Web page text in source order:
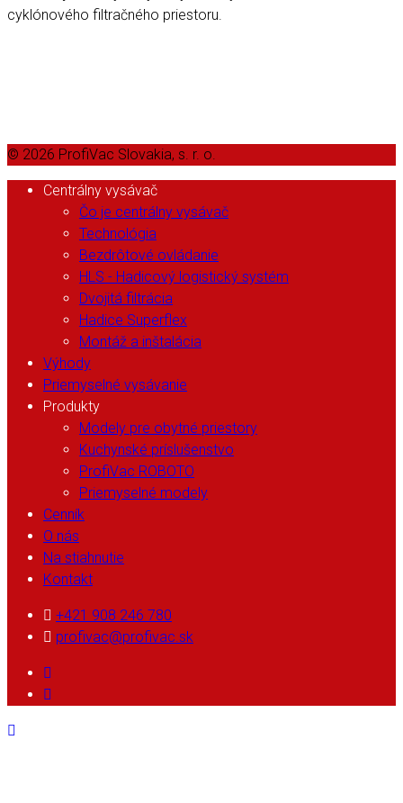
cyklónového filtračného priestoru.
© 2026 ProfiVac Slovakia, s. r. o.
Centrálny vysávač
Čo je centrálny vysávač
Technológia
Bezdrôtové ovládanie
HLS - Hadicový logistický systém
Dvojitá filtrácia
Hadice Superflex
Montáž a inštalácia
Výhody
Priemyselné vysávanie
Produkty
Modely pre obytné priestory
Kuchynské príslušenstvo
ProfiVac ROBOTO
Priemyselné modely
Cenník
O nás
Na stiahnutie
Kontakt
+421 908 246 780
profivac@profivac.sk